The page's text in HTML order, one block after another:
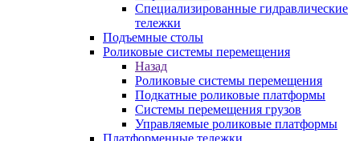
Специализированные гидравлические
тележки
Подъемные столы
Роликовые системы перемещения
Назад
Роликовые системы перемещения
Подкатные роликовые платформы
Системы перемещения грузов
Управляемые роликовые платформы
Платформенные тележки